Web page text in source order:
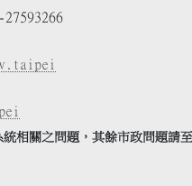
相關之問題，其餘市政問題請